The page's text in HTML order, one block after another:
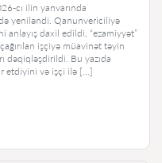
cı ilin yanvarında
yeniləndi. Qanunvericiliyə
anlayış daxil edildi, “ezamiyyət”
işçiyə müavinət təyin
dəqiqləşdirildi. Bu yazıda
etdiyini və işçi ilə […]